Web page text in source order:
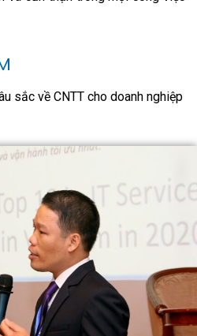
sắc về CNTT cho doanh nghiệp